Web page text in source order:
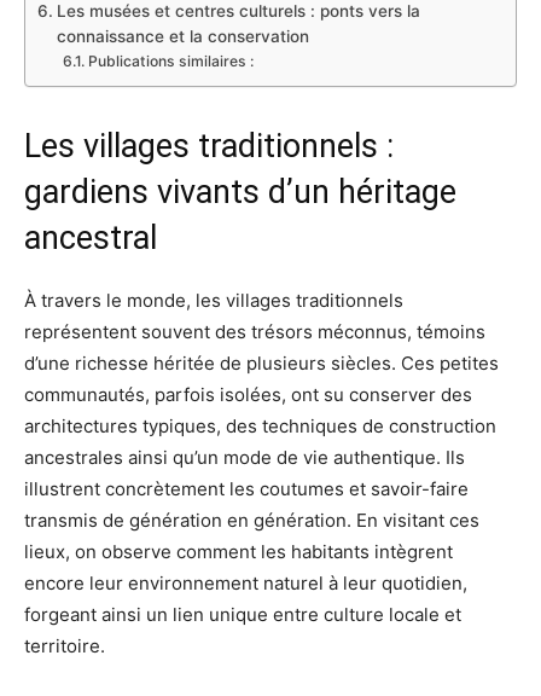
Les musées et centres culturels : ponts vers la
connaissance et la conservation
Publications similaires :
Les villages traditionnels :
gardiens vivants d’un héritage
ancestral
À travers le monde, les villages traditionnels
représentent souvent des trésors méconnus, témoins
d’une richesse héritée de plusieurs siècles. Ces petites
communautés, parfois isolées, ont su conserver des
architectures typiques, des techniques de construction
ancestrales ainsi qu’un mode de vie authentique. Ils
illustrent concrètement les coutumes et savoir-faire
transmis de génération en génération. En visitant ces
lieux, on observe comment les habitants intègrent
encore leur environnement naturel à leur quotidien,
forgeant ainsi un lien unique entre culture locale et
territoire.